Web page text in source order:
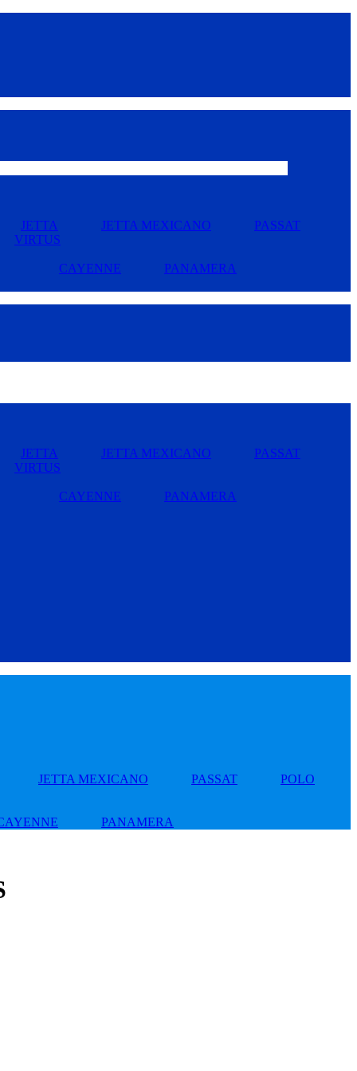
JETTA JETTA MEXICANO
PASSAT
VIRTUS
CAYENNE PANAMERA
JETTA JETTA MEXICANO
PASSAT
VIRTUS
CAYENNE PANAMERA
JETTA MEXICANO PASSAT
POLO
PANAMERA